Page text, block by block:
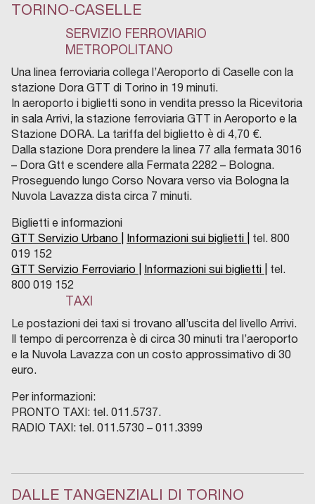
TORINO-CASELLE
SERVIZIO FERROVIARIO
METROPOLITANO
Una linea ferroviaria collega l’Aeroporto di Caselle con la
stazione Dora GTT di Torino in 19 minuti.
In aeroporto i biglietti sono in vendita presso la Ricevitoria
in sala Arrivi, la stazione ferroviaria GTT in Aeroporto e la
Stazione DORA. La tariffa del biglietto è di 4,70 €.
Dalla stazione Dora prendere la linea 77 alla fermata 3016
– Dora Gtt e scendere alla Fermata 2282 – Bologna.
Proseguendo lungo Corso Novara verso via Bologna la
Nuvola Lavazza dista circa 7 minuti.
Biglietti e informazioni
GTT Servizio Urbano |
Informazioni sui biglietti |
tel. 800
019 152
GTT Servizio Ferroviario |
Informazioni sui biglietti |
tel.
800 019 152
TAXI
Le postazioni dei taxi si trovano all’uscita del livello Arrivi.
Il tempo di percorrenza è di circa 30 minuti tra l’aeroporto
e la Nuvola Lavazza con un costo approssimativo di 30
euro.
Per informazioni:
PRONTO TAXI: tel. 011.5737.
RADIO TAXI: tel. 011.5730 – 011.3399
DALLE TANGENZIALI DI TORINO